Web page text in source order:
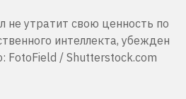
не утратит свою ценность по
интеллекта, убежден
FotoField / Shutterstock.com